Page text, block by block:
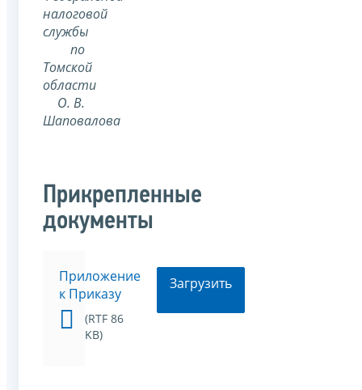
налоговой
службы
по
Томской
области
О. В.
Шаповалова
Прикрепленные
документы
Приложение
к Приказу
(RTF 86
KB)
Загрузить